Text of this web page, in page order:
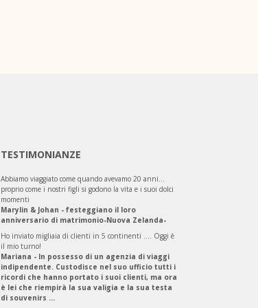
TESTIMONIANZE
Abbiamo viaggiato come quando avevamo 20 anni...
proprio come i nostri figli si godono la vita e i suoi dolci
momenti
Marylin & Johan - festeggiano il loro
anniversario di matrimonio-Nuova Zelanda-
Ho inviato migliaia di clienti in 5 continenti .... Oggi è
il mio turno!
Mariana - In possesso di un agenzia di viaggi
indipendente. Custodisce nel suo ufficio tutti i
ricordi che hanno portato i suoi clienti, ma ora
è lei che riempirà la sua valigia e la sua testa
di souvenirs ...